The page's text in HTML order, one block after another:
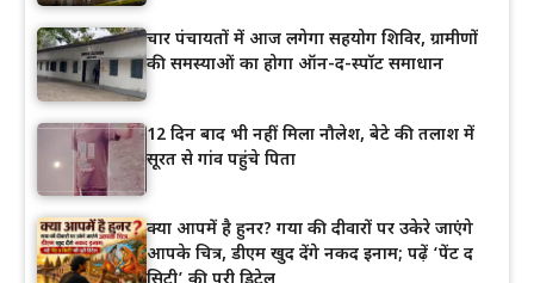
चार पंचायतों में आज लगेगा सहयोग शिविर, ग्रामीणों
की समस्याओं का होगा ऑन-द-स्पॉट समाधान
12 दिन बाद भी नहीं मिला नौलेश, बेटे की तलाश में
सूरत से गांव पहुंचे पिता
क्या आपमें है हुनर? गया की दीवारों पर उकेरे जाएंगे
आपके चित्र, डीएम खुद देंगे नकद इनाम; पढ़ें ‘पेंट द